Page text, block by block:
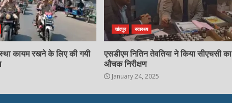
कायम रखने के लिए की गयी
चांदपुर स्वास्थ्य
एसडीएम नितिन तेवतिया ने किया सीएचसी का
औचक निरीक्षण
January 24, 2025